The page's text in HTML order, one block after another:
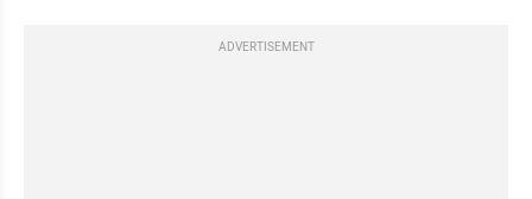
ADVERTISEMENT